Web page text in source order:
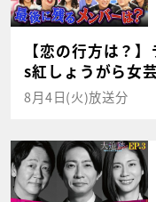
【恋の行方は？
s紅しょうがら女
8月4日(火)放送分